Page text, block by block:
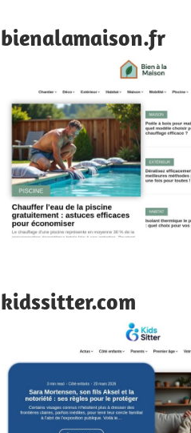
bienalamaison.fr
kidssitter.com